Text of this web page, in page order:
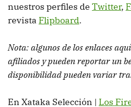
nuestros perfiles de Twitter,
revista Flipboard.
Nota: algunos de los enlaces
afiliados y pueden reportar un
disponibilidad pueden variar
En Xataka Selección | Los